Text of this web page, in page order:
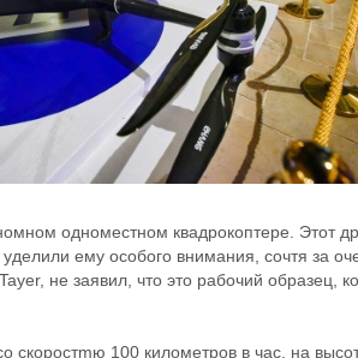
одноместном квадрокоптере. Этот
ему особого внимания, сочтя за
не заявил, что это рабочий образец,
скоростmю 100 километров в час, на